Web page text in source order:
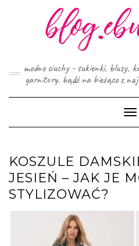
modne ciuchy - sukienki, bluzy,
garnitury. bądź na bieżąco z
KOSZULE
JESIEŃ – JAK JE
STYLIZOWAĆ?